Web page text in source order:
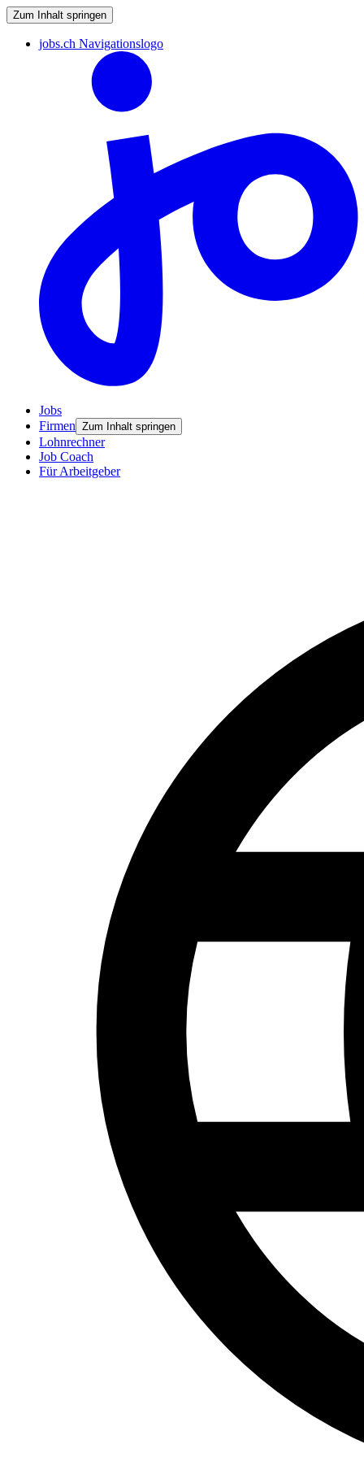
Zum Inhalt springen
jobs.ch Navigationslogo
Jobs
Firmen Zum Inhalt springen
Lohnrechner
Job Coach
Für Arbeitgeber